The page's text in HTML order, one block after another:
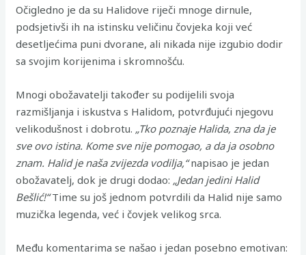
Očigledno je da su Halidove riječi mnoge dirnule,
podsjetivši ih na istinsku veličinu čovjeka koji već
desetljećima puni dvorane, ali nikada nije izgubio dodir
sa svojim korijenima i skromnošću.
Mnogi obožavatelji također su podijelili svoja
razmišljanja i iskustva s Halidom, potvrđujući njegovu
velikodušnost i dobrotu. „Tko poznaje Halida, zna da je
sve ovo istina. Kome sve nije pomogao, a da ja osobno
znam. Halid je naša zvijezda vodilja,“napisao je jedan
obožavatelj, dok je drugi dodao: „Jedan jedini Halid
Bešlić!“Time su još jednom potvrdili da Halid nije samo
muzička legenda, već i čovjek velikog srca.
Među komentarima se našao i jedan posebno emotivan: